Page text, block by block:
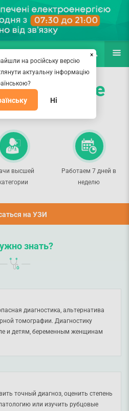
(067) 127-03-03
ПОИСК ЕЩЁ
в Киеве
диагностика
высшей
Работаем 7 дней в
неделю
на УЗИ
знать?
диагностика, альтернатива
томографии. Диагностику
и детям, беременным женщинам
противопоказаны. УЗИ легких
точный диагноз, оценить степень
или изучить рубцовые
×
на російську версію
актуальну інформацію
Ні